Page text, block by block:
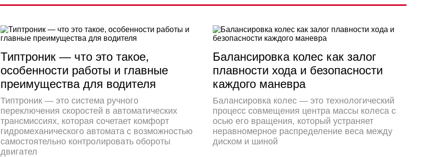
Типтроник — что это такое,
особенности работы и главные
преимущества для водителя
Типтроник — это система ручного
переключения скоростей в автоматических
трансмиссиях, которая сочетает комфорт
гидромеханического автомата с возможностью
самостоятельно контролировать обороты
двигател
Балансировка колес как залог
плавности хода и безопасности
каждого маневра
Балансировка колес — это технологический
процесс совмещения центра массы колеса с
осью его вращения, который устраняет
неравномерное распределение веса между
диском и шиной